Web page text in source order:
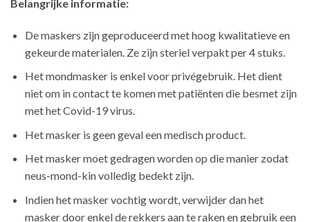
Belangrijke informatie:
De maskers zijn geproduceerd met hoog kwalitatieve en
gekeurde materialen. Ze zijn steriel verpakt per 4 stuks.
Het mondmasker is enkel voor privégebruik. Het dient
niet om in contact te komen met patiënten die besmet zijn
met het Covid-19 virus.
Het masker is geen geval een medisch product.
Het masker moet gedragen worden op die manier zodat
neus-mond-kin volledig bedekt zijn.
Indien het masker vochtig wordt, verwijder dan het
masker door enkel de rekkers aan te raken en gebruik een